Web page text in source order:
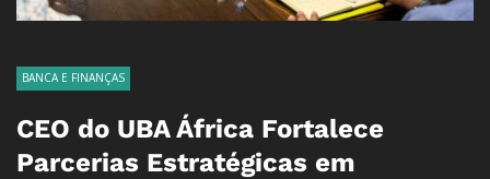
BANCA E FINANÇAS
CEO do UBA África Fortalece
Parcerias Estratégicas em